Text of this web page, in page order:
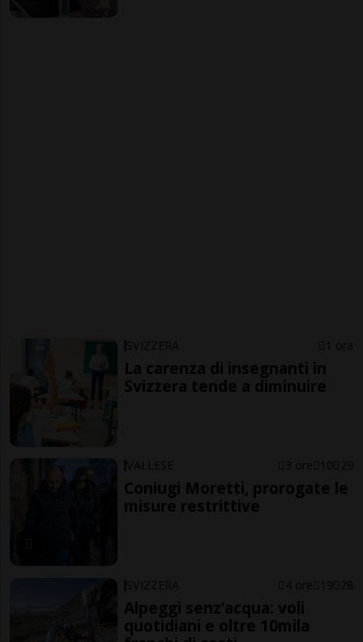
SVIZZERA 1 ora
La carenza di insegnanti in
Svizzera tende a diminuire
VALLESE 3 ore 10 29
Coniugi Moretti, prorogate le
misure restrittive
SVIZZERA 4 ore 19 28
Alpeggi senz’acqua: voli
quotidiani e oltre 10mila